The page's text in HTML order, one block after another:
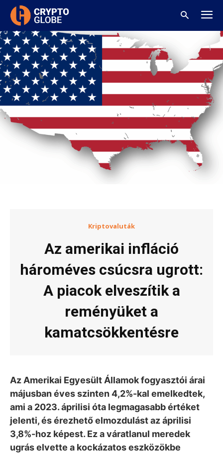
Kriptovaluták
Az amerikai infláció
hároméves csúcsra ugrott:
A piacok elveszítik a
reményüket a
kamatcsökkentésre
Az Amerikai Egyesült Államok fogyasztói árai
májusban éves szinten 4,2%-kal emelkedtek,
ami a 2023. áprilisi óta legmagasabb értéket
jelenti, és érezhető elmozdulást az áprilisi
3,8%-hoz képest. Ez a váratlanul meredek
ugrás elvette a kockázatos eszközökbe